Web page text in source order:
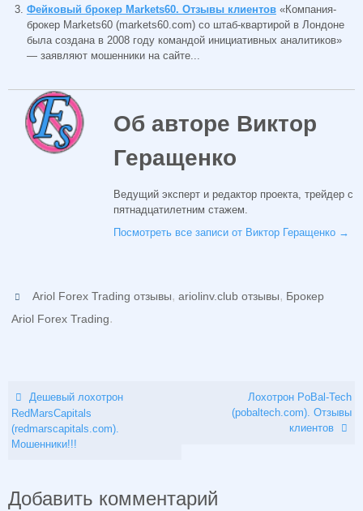
Фейковый брокер Markets60. Отзывы клиентов «Компания-
брокер Markets60 (markets60.com) со штаб-квартирой в Лондоне
была создана в 2008 году командой инициативных аналитиков»
— заявляют мошенники на сайте...
Об авторе Виктор
Геращенко
Ведущий эксперт и редактор проекта, трейдер с
пятнадцатилетним стажем.
Посмотреть все записи от Виктор Геращенко →
Ariol Forex Trading отзывы,ariolinv.club отзывы, Брокер
Ariol Forex Trading.
Дешевый лохотрон
RedMarsCapitals
(redmarscapitals.com).
Мошенники!!!
Лохотрон PoBal-Tech
(pobaltech.com). Отзывы
клиентов
Добавить комментарий